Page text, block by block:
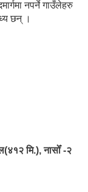
नपर्ने गाउँलेहरु
छन् ।
मि.), नासोँ -२